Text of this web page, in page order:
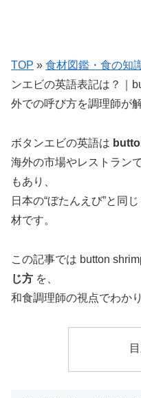
TOP » 食材図鑑・食の知
ンエビの英語表記は？｜
外での呼び方を調理師が
ボタンエビの英語は
海外の市場やレストラン
もあり、
日本の“ぼたんえび”と同
材です。
この記事では button
じ方 を、
和食調理師の視点でわか